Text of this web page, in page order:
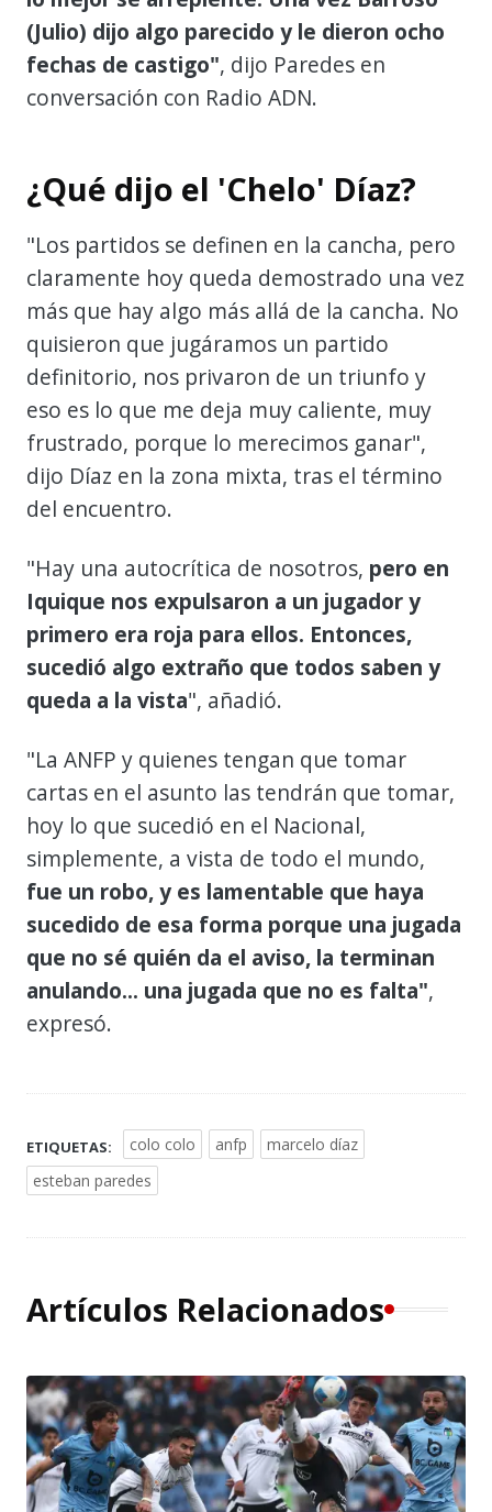
(Julio) dijo algo parecido y le dieron ocho
fechas de castigo", dijo Paredes en
conversación con Radio ADN.
¿Qué dijo el 'Chelo' Díaz?
"Los partidos se definen en la cancha, pero
claramente hoy queda demostrado una vez
más que hay algo más allá de la cancha. No
quisieron que jugáramos un partido
definitorio, nos privaron de un triunfo y
eso es lo que me deja muy caliente, muy
frustrado, porque lo merecimos ganar",
dijo Díaz en la zona mixta, tras el término
del encuentro.
"Hay una autocrítica de nosotros, pero en
Iquique nos expulsaron a un jugador y
primero era roja para ellos. Entonces,
sucedió algo extraño que todos saben y
queda a la vista", añadió.
"La ANFP y quienes tengan que tomar
cartas en el asunto las tendrán que tomar,
hoy lo que sucedió en el Nacional,
simplemente, a vista de todo el mundo,
fue un robo, y es lamentable que haya
sucedido de esa forma porque una jugada
que no sé quién da el aviso, la terminan
anulando... una jugada que no es falta",
expresó.
ETIQUETAS: colo colo anfp
marcelo díaz
esteban paredes
Artículos Relacionados